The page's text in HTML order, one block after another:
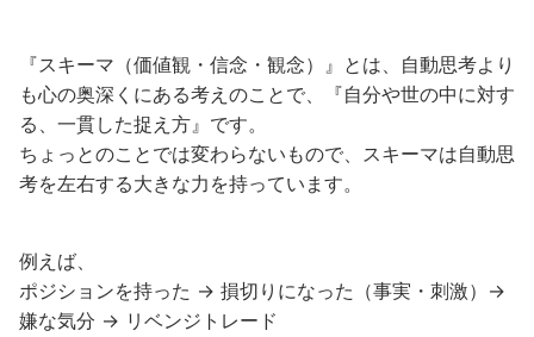
『スキーマ（価値観・信念・観念）』とは、自動思考より
も心の奥深くにある考えのことで、『自分や世の中に対す
る、一貫した捉え方』です。
ちょっとのことでは変わらないもので、スキーマは自動思
考を左右する大きな力を持っています。
例えば、
ポジションを持った → 損切りになった（事実・刺激）→
嫌な気分 → リベンジトレード